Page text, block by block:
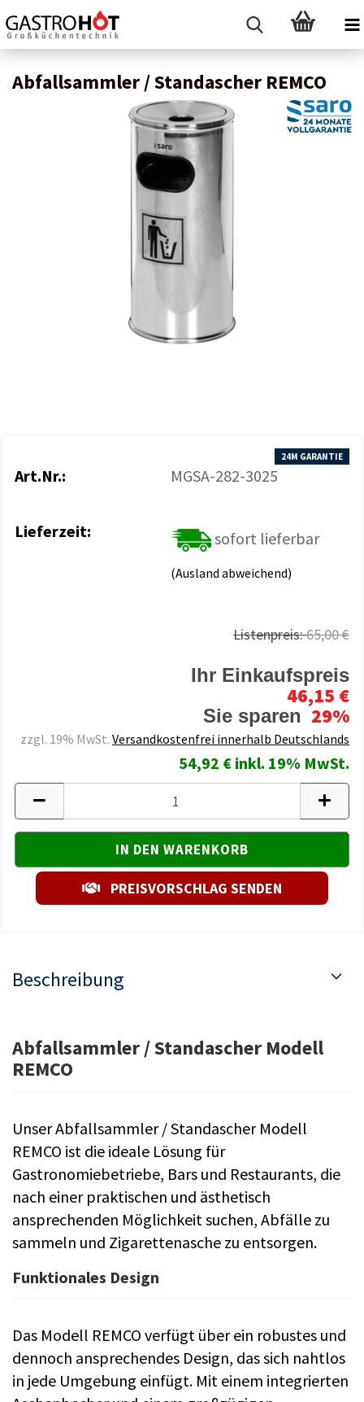
Abfallsammler / Standascher REMCO
24M GARANTIE
Art.Nr.: MGSA-282-3025
Lieferzeit: sofort lieferbar
(Ausland abweichend)
Listenpreis:65,00 €
Ihr Einkaufspreis
46,15 €
Sie sparen 29%
zzgl. 19% MwSt. Versandkostenfrei innerhalb Deutschlands
54,92 € inkl. 19% MwSt.
PREISVORSCHLAG SENDEN
Beschreibung
Abfallsammler / Standascher Modell
REMCO
Unser Abfallsammler / Standascher Modell
REMCO ist die ideale Lösung für
Gastronomiebetriebe, Bars und Restaurants, die
nach einer praktischen und ästhetisch
ansprechenden Möglichkeit suchen, Abfälle zu
sammeln und Zigarettenasche zu entsorgen.
Funktionales Design
Das Modell REMCO verfügt über ein robustes und
dennoch ansprechendes Design, das sich nahtlos
in jede Umgebung einfügt. Mit einem integrierten